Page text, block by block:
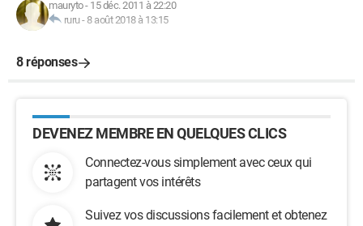
mauryto- 15 déc. 2011 à 22:20
ruru- 8 août 2018 à 13:15
8 réponses
DEVENEZ MEMBRE EN QUELQUES CLICS
Connectez-vous simplement avec ceux qui
partagent vos intérêts
Suivez vos discussions facilement et obtenez